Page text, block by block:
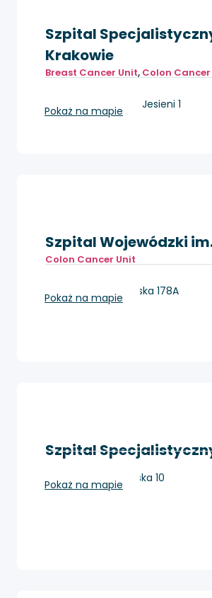
Szpital
Krakowie
Breast Cancer Unit, Colon Cancer
Kraków, os. Złotej Jesieni 1
Pokaż na mapie
Szpital Wojewódzki
Colon Cancer Unit
Tarnów, ul. Lwowska 178A
Pokaż na mapie
Szpital
Nowy Sącz, Młyńska 10
Pokaż na mapie